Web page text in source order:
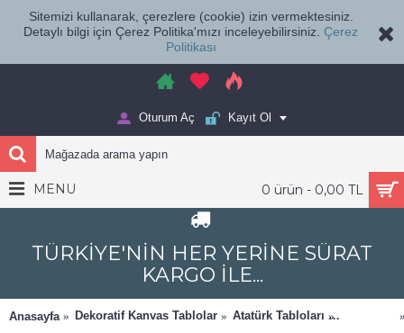
Sitemizi kullanarak, çerezlere (cookie) izin vermektesiniz.
Detaylı bilgi için Çerez Politika'mızı inceleyebilirsiniz. Çerez
Politikası
Oturum Aç Kayıt Ol
0 ürün - 0,00 TL
MENU
TÜRKİYE'NİN HER YERİNE SÜRAT
KARGO İLE...
Anasayfa Dekoratif Kanvas Tablolar Atatürk Tabloları